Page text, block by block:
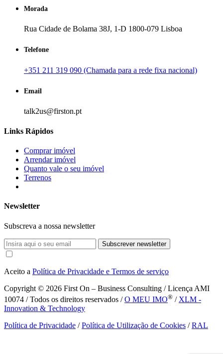
Morada
Rua Cidade de Bolama 38J, 1-D 1800-079 Lisboa
Telefone
+351 211 319 090 (Chamada para a rede fixa nacional)
Email
talk2us@firston.pt
Links Rápidos
Comprar imóvel
Arrendar imóvel
Quanto vale o seu imóvel
Terrenos
Newsletter
Subscreva a nossa newsletter
Subscrever newsletter
Aceito a Política de Privacidade e Termos de serviço
Copyright © 2026 First On – Business Consulting / Licença AMI
10074 / Todos os direitos reservados /O MEU IMO® / XLM -
Innovation & Technology
Política de Privacidade /Política de Utilização de Cookies /RAL